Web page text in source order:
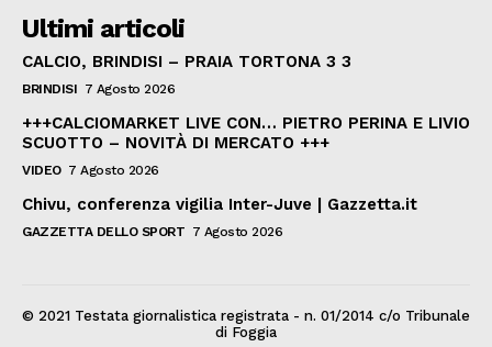
Ultimi articoli
CALCIO, BRINDISI – PRAIA TORTONA 3 3
BRINDISI 7 Agosto 2026
+++CALCIOMARKET LIVE CON… PIETRO PERINA E LIVIO
SCUOTTO – NOVITÀ DI MERCATO +++
VIDEO 7 Agosto 2026
Chivu, conferenza vigilia Inter-Juve | Gazzetta.it
GAZZETTA DELLO SPORT 7 Agosto 2026
© 2021 Testata giornalistica registrata - n. 01/2014 c/o Tribunale
di Foggia